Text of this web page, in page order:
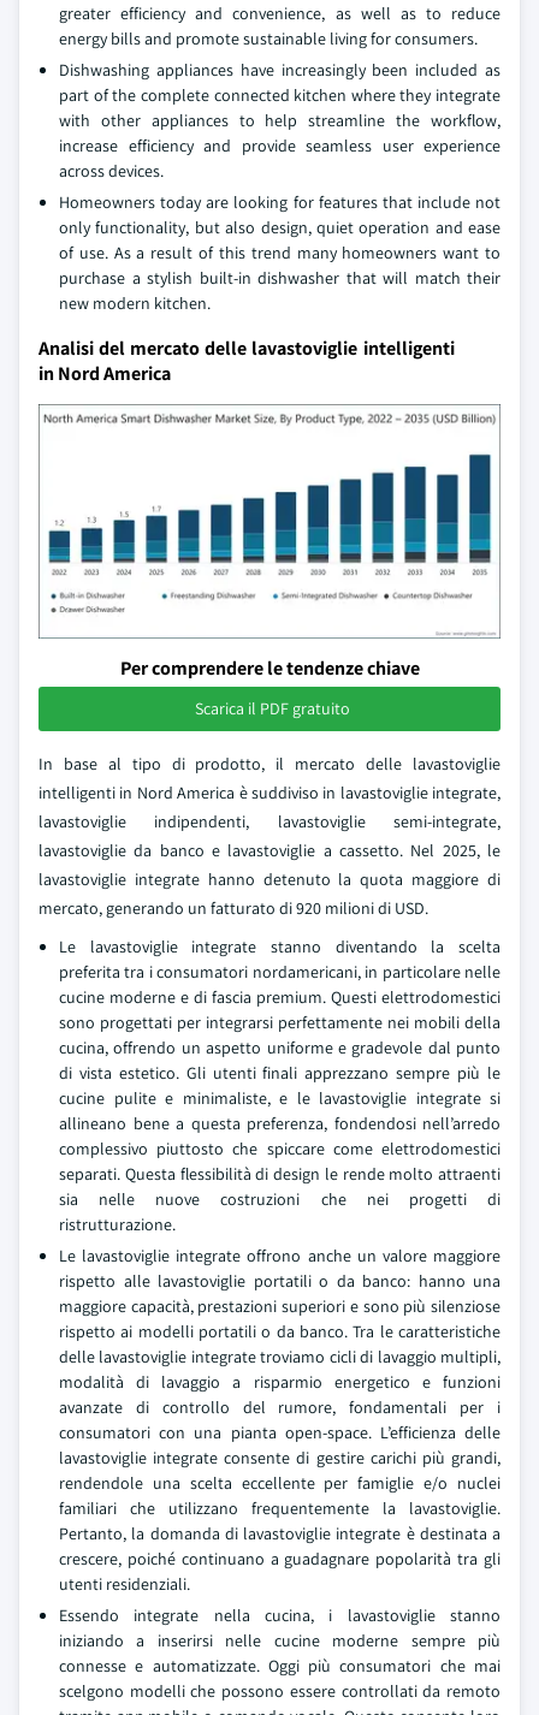
greater efficiency and convenience, as well as to reduce
energy bills and promote sustainable living for consumers.
Dishwashing appliances have increasingly been included as
part of the complete connected kitchen where they integrate
with other appliances to help streamline the workflow,
increase efficiency and provide seamless user experience
across devices.
Homeowners today are looking for features that include not
only functionality, but also design, quiet operation and ease
of use. As a result of this trend many homeowners want to
purchase a stylish built-in dishwasher that will match their
new modern kitchen.
Analisi del mercato delle lavastoviglie intelligenti
in Nord America
Per comprendere le tendenze chiave
Scarica il PDF gratuito
In base al tipo di prodotto, il mercato delle lavastoviglie
intelligenti in Nord America è suddiviso in lavastoviglie integrate,
lavastoviglie indipendenti, lavastoviglie semi-integrate,
lavastoviglie da banco e lavastoviglie a cassetto. Nel 2025, le
lavastoviglie integrate hanno detenuto la quota maggiore di
mercato, generando un fatturato di 920 milioni di USD.
Le lavastoviglie integrate stanno diventando la scelta
preferita tra i consumatori nordamericani, in particolare nelle
cucine moderne e di fascia premium. Questi elettrodomestici
sono progettati per integrarsi perfettamente nei mobili della
cucina, offrendo un aspetto uniforme e gradevole dal punto
di vista estetico. Gli utenti finali apprezzano sempre più le
cucine pulite e minimaliste, e le lavastoviglie integrate si
allineano bene a questa preferenza, fondendosi nell’arredo
complessivo piuttosto che spiccare come elettrodomestici
separati. Questa flessibilità di design le rende molto attraenti
sia nelle nuove costruzioni che nei progetti di
ristrutturazione.
Le lavastoviglie integrate offrono anche un valore maggiore
rispetto alle lavastoviglie portatili o da banco: hanno una
maggiore capacità, prestazioni superiori e sono più silenziose
rispetto ai modelli portatili o da banco. Tra le caratteristiche
delle lavastoviglie integrate troviamo cicli di lavaggio multipli,
modalità di lavaggio a risparmio energetico e funzioni
avanzate di controllo del rumore, fondamentali per i
consumatori con una pianta open-space. L’efficienza delle
lavastoviglie integrate consente di gestire carichi più grandi,
rendendole una scelta eccellente per famiglie e/o nuclei
familiari che utilizzano frequentemente la lavastoviglie.
Pertanto, la domanda di lavastoviglie integrate è destinata a
crescere, poiché continuano a guadagnare popolarità tra gli
utenti residenziali.
Essendo integrate nella cucina, i lavastoviglie stanno
iniziando a inserirsi nelle cucine moderne sempre più
connesse e automatizzate. Oggi più consumatori che mai
scelgono modelli che possono essere controllati da remoto